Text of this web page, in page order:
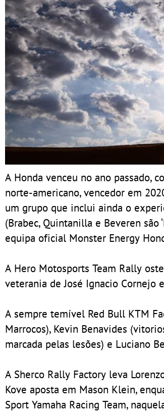
A Honda venceu no ano passado,
norte-americano, vencedor em
um grupo que inclui ainda o
(Brabec, Quintanilla e Beveren são
equipa oficial Monster Energy
A Hero Motosports Team Rally
veterania de José Ignacio Cornejo
A sempre temível Red Bull KTM
Marrocos), Kevin Benavides
marcada pelas lesões) e Luciano
A Sherco Rally Factory leva
Kove aposta em Mason Klein,
Sport Yamaha Racing Team,